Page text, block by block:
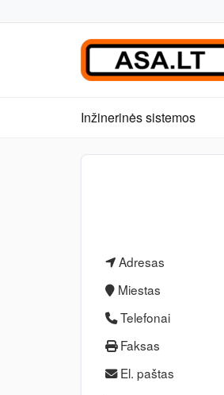
Inžinerinės sistemos
Adresas
Miestas
Telefonai
Faksas
El. paštas